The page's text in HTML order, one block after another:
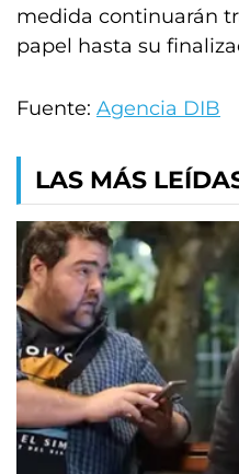
medida continuarán
papel hasta su
Fuente: Agencia DIB
LAS MÁS